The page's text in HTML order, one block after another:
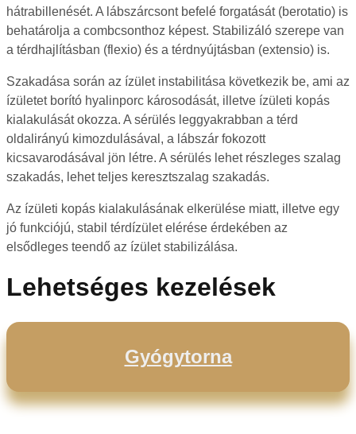
hátrabillenését. A lábszárcsont befelé forgatását (berotatio) is
behatárolja a combcsonthoz képest. Stabilizáló szerepe van
a térdhajlításban (flexio) és a térdnyújtásban (extensio) is.
Szakadása során az ízület instabilitása következik be, ami az
ízületet borító hyalinporc károsodását, illetve ízületi kopás
kialakulását okozza. A sérülés leggyakrabban a térd
oldalirányú kimozdulásával, a lábszár fokozott
kicsavarodásával jön létre. A sérülés lehet részleges szalag
szakadás, lehet teljes keresztszalag szakadás.
Az ízületi kopás kialakulásának elkerülése miatt, illetve egy
jó funkciójú, stabil térdízület elérése érdekében az
elsődleges teendő az ízület stabilizálása.
Lehetséges kezelések
Gyógytorna